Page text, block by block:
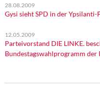
28.08.2009
Gysi sieht SPD in der Ypsilanti-
12.05.2009
Parteivorstand DIE LINKE.
Bundestagswahlprogramm der